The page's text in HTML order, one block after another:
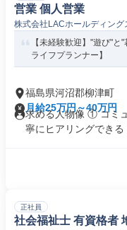
営業 個人営業
株式会社LACホールディング
【未経験歓迎】"遊び"
ライフプランナー】
福島県河沼郡柳津町
月給25万円～40万円
求める人物像 ① コミ
寧にヒアリングできる
正社員
社会福祉士 有資格者